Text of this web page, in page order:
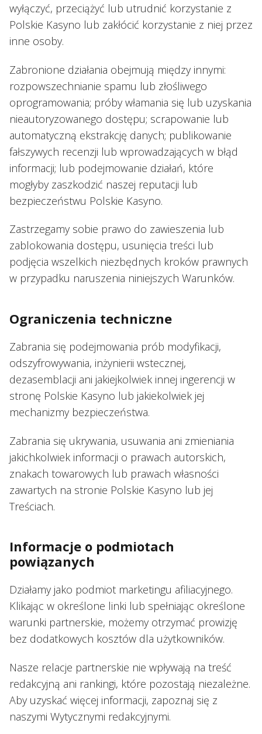
wyłączyć, przeciążyć lub utrudnić korzystanie z
Polskie Kasyno lub zakłócić korzystanie z niej przez
inne osoby.
Zabronione działania obejmują między innymi:
rozpowszechnianie spamu lub złośliwego
oprogramowania; próby włamania się lub uzyskania
nieautoryzowanego dostępu; scrapowanie lub
automatyczną ekstrakcję danych; publikowanie
fałszywych recenzji lub wprowadzających w błąd
informacji; lub podejmowanie działań, które
mogłyby zaszkodzić naszej reputacji lub
bezpieczeństwu Polskie Kasyno.
Zastrzegamy sobie prawo do zawieszenia lub
zablokowania dostępu, usunięcia treści lub
podjęcia wszelkich niezbędnych kroków prawnych
w przypadku naruszenia niniejszych Warunków.
Ograniczenia techniczne
Zabrania się podejmowania prób modyfikacji,
odszyfrowywania, inżynierii wstecznej,
dezasemblacji ani jakiejkolwiek innej ingerencji w
stronę Polskie Kasyno lub jakiekolwiek jej
mechanizmy bezpieczeństwa.
Zabrania się ukrywania, usuwania ani zmieniania
jakichkolwiek informacji o prawach autorskich,
znakach towarowych lub prawach własności
zawartych na stronie Polskie Kasyno lub jej
Treściach.
Informacje o podmiotach
powiązanych
Działamy jako podmiot marketingu afiliacyjnego.
Klikając w określone linki lub spełniając określone
warunki partnerskie, możemy otrzymać prowizję
bez dodatkowych kosztów dla użytkowników.
Nasze relacje partnerskie nie wpływają na treść
redakcyjną ani rankingi, które pozostają niezależne.
Aby uzyskać więcej informacji, zapoznaj się z
naszymi Wytycznymi redakcyjnymi.